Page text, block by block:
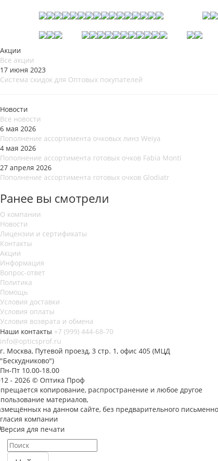
Акции
Все акции
17 июня 2023
Система скидок для Оптовых покупателей
Новости
Все новости
6 мая 2026
Пополнение ассортимента очковых линз Weiya
4 мая 2026
Пополнение ассортимента готовых очков Fabia Monti
27 апреля 2026
Пополнение ассортимента готовых очков Glodiatr
Ранее вы смотрели
О компании
Новости
Лицензии и сертификаты
Контакты
Акции
Информация
Вопрос-ответ
Политика
Помощь
Условия доставки
Условия оплаты
Условия возврата и обмена
Наши контакты +7 (999) 444-68-70
info@opticsprof.ru
г. Москва, Путевой проезд, 3 стр. 1, офис 405 (МЦД
"Бескудниково")
Пн-Пт 10.00-18.00
- 2026 © Оптика Проф
копирование, распространение и любое другое
материалов,
на данном сайте, без предварительного
компании
Версия для печати